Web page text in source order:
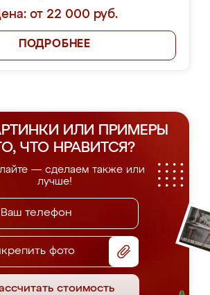
от 22 000 руб.
ПОДРОБНЕЕ
ИЛИ ПРИМЕРЫ
ЧТО НРАВИТСЯ?
— сделаем также или
лучше!
фото
стоимость